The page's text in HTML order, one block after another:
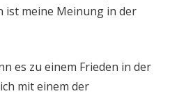
ist meine Meinung in der
es zu einem Frieden in der
mit einem der